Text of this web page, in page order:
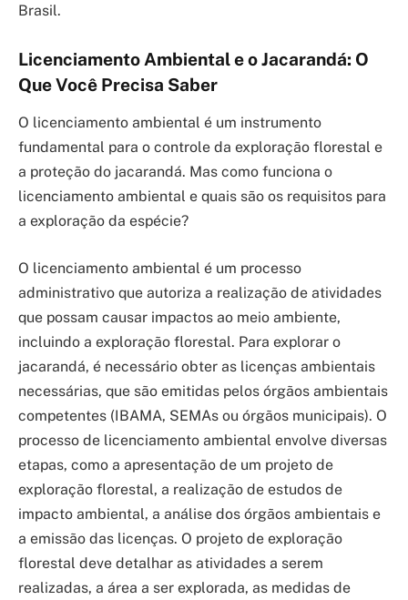
Brasil.
Licenciamento Ambiental e o Jacarandá: O
Que Você Precisa Saber
O licenciamento ambiental é um instrumento
fundamental para o controle da exploração florestal e
a proteção do jacarandá. Mas como funciona o
licenciamento ambiental e quais são os requisitos para
a exploração da espécie?
O licenciamento ambiental é um processo
administrativo que autoriza a realização de atividades
que possam causar impactos ao meio ambiente,
incluindo a exploração florestal. Para explorar o
jacarandá, é necessário obter as licenças ambientais
necessárias, que são emitidas pelos órgãos ambientais
competentes (IBAMA, SEMAs ou órgãos municipais). O
processo de licenciamento ambiental envolve diversas
etapas, como a apresentação de um projeto de
exploração florestal, a realização de estudos de
impacto ambiental, a análise dos órgãos ambientais e
a emissão das licenças. O projeto de exploração
florestal deve detalhar as atividades a serem
realizadas, a área a ser explorada, as medidas de